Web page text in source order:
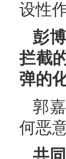
设性
彭
拦截
弹的
郭
何恶
共